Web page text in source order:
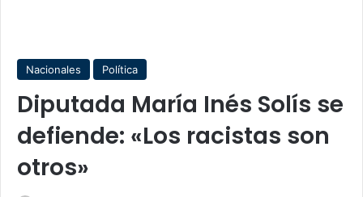
Nacionales Política
Diputada María Inés Solís se
defiende: «Los racistas son
otros»